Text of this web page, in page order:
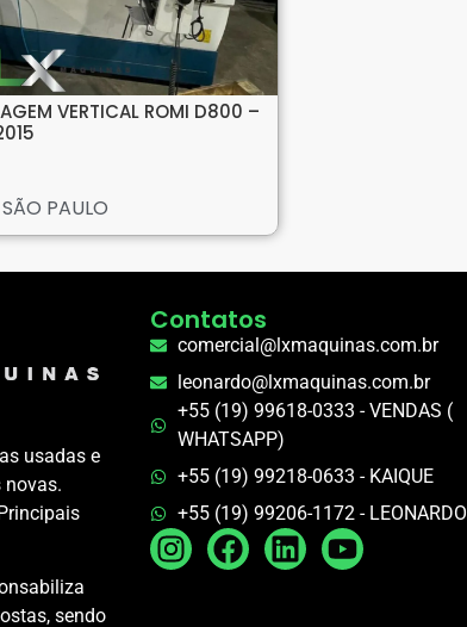
VERTICAL ROMI D800 –
PAULO
usadas e
novas.
sendo
Contatos
comercial@lxmaquinas.com.br
leonardo@lxmaquinas.com.br
+55 (19) 99618-0333 - VENDAS (
WHATSAPP)
+55 (19) 99218-0633 - KAIQUE
+55 (19) 99206-1172 - LEONARDO